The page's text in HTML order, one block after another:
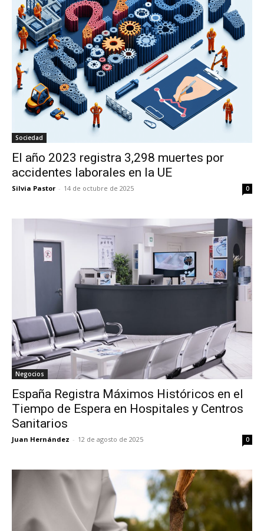
Sociedad
El año 2023 registra 3,298 muertes por
accidentes laborales en la UE
Silvia Pastor - 14 de octubre de 2025 0
Negocios
España Registra Máximos Históricos en el
Tiempo de Espera en Hospitales y Centros
Sanitarios
Juan Hernández - 12 de agosto de 2025 0